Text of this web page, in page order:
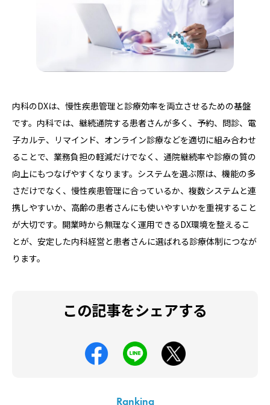
内科のDXは、慢性疾患管理と診療効率を両立させるための基盤
です。内科では、継続通院する患者さんが多く、予約、問診、電
子カルテ、リマインド、オンライン診療などを適切に組み合わせ
ることで、業務負担の軽減だけでなく、通院継続率や診療の質の
向上にもつなげやすくなります。システムを選ぶ際は、機能の多
さだけでなく、慢性疾患管理に合っているか、複数システムと連
携しやすいか、高齢の患者さんにも使いやすいかを重視すること
が大切です。開業時から無理なく運用できるDX環境を整えるこ
とが、安定した内科経営と患者さんに選ばれる診療体制につなが
ります。
この記事をシェアする
Ranking